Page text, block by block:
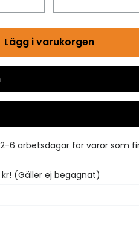
Lägg i varukorgen
6 arbetsdagar för varor som
(Gäller ej begagnat)